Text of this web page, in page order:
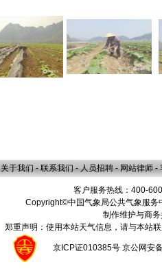
关于我们 - 联系我们 - 人员招聘 - 网站律师 -
客户服务热线：400-
Copyright©中国气象局公共气象服
制作维护与商
郑重声明：使用本站天气信息，请与本站
京ICP证010385号 京公网安